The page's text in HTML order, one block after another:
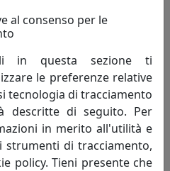
al consenso per le
in questa sezione ti
le preferenze relative
tecnologia di tracciamento
descritte di seguito. Per
in merito all'utilità e
di tracciamento,
policy. Tieni presente che